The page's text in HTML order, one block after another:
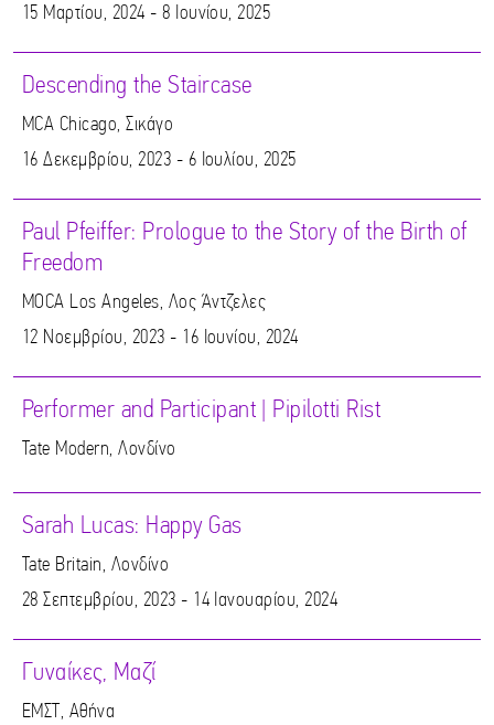
15 Μαρτίου, 2024 - 8 Ιουνίου, 2025
Descending the Staircase
MCA Chicago, Σικάγο
16 Δεκεμβρίου, 2023 - 6 Ιουλίου, 2025
Paul Pfeiffer: Prologue to the Story of the Birth of
Freedom
MOCA Los Angeles, Λος Άντζελες
12 Νοεμβρίου, 2023 - 16 Ιουνίου, 2024
Performer and Participant | Pipilotti Rist
Tate Modern, Λονδίνο
Sarah Lucas: Happy Gas
Tate Britain, Λονδίνο
28 Σεπτεμβρίου, 2023 - 14 Ιανουαρίου, 2024
Γυναίκες, Μαζί
ΕΜΣΤ, Αθήνα